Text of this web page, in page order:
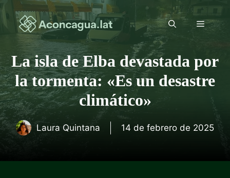
Saltar
al
contenido
Menú
La isla de Elba devastada por
la tormenta: «Es un desastre
climático»
Laura Quintana 14 de febrero de 2025